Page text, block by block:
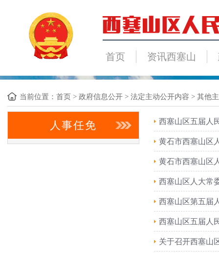
首页 资讯西塞山
当前位置： 首页 > 政府信息公开 > 法定主动公开内容 > 其他
人事任免 西塞山区五届人
黄石市西塞山区
黄石市西塞山区
西塞山区人大常
西塞山区第五届
西塞山区五届人
关于召开西塞山